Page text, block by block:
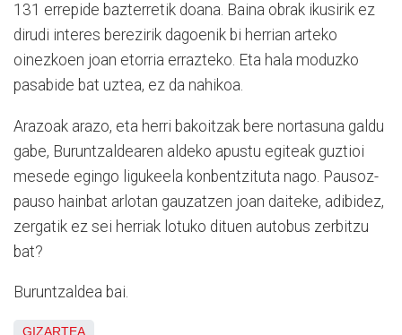
131 errepide bazterretik doana. Baina obrak ikusirik ez
dirudi interes berezirik dagoenik bi herrian arteko
oinezkoen joan etorria errazteko. Eta hala moduzko
pasabide bat uztea, ez da nahikoa.
Arazoak arazo, eta herri bakoitzak bere nortasuna galdu
gabe, Buruntzaldearen aldeko apustu egiteak guztioi
mesede egingo ligukeela konbentzituta nago. Pausoz-
pauso hainbat arlotan gauzatzen joan daiteke, adibidez,
zergatik ez sei herriak lotuko dituen autobus zerbitzu
bat?
Buruntzaldea bai.
GIZARTEA